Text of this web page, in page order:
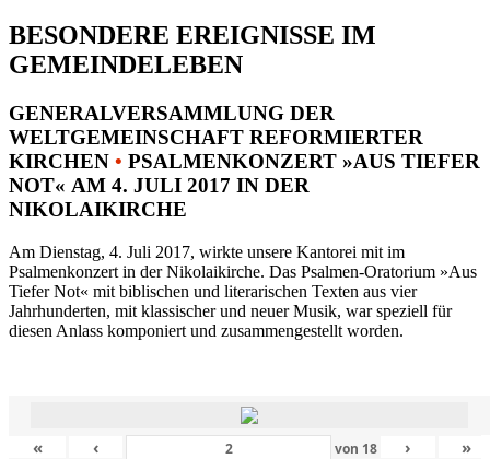
BESONDERE EREIGNISSE IM
GEMEINDELEBEN
GENERALVERSAMMLUNG DER
WELTGEMEINSCHAFT REFORMIERTER
KIRCHEN • PSALMENKONZERT »AUS TIEFER
NOT« AM 4. JULI 2017 IN DER
NIKOLAIKIRCHE
Am Dienstag, 4. Juli 2017, wirkte unsere Kantorei mit im
Psalmenkonzert in der Nikolaikirche. Das Psalmen-Oratorium »Aus
Tiefer Not« mit biblischen und literarischen Texten aus vier
Jahrhunderten, mit klassischer und neuer Musik, war speziell für
diesen Anlass komponiert und zusammengestellt worden.
« ‹ von 18 › »